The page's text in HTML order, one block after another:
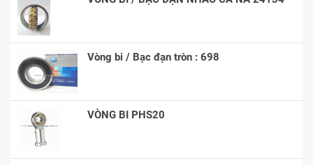
Vòng bi / Bạc đạn tròn : 698
VÒNG BI PHS20